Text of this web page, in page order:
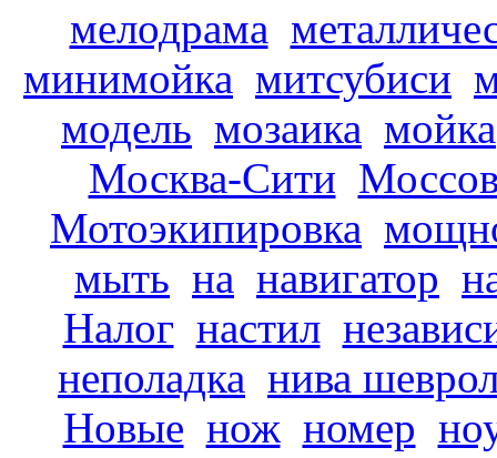
мелодрама
минимойка митсубиси
модель мозаика мойка
Москва-Сити
Мотоэкипировка
мыть на навигатор
Налог настил
неполадка нива
Новые нож номер